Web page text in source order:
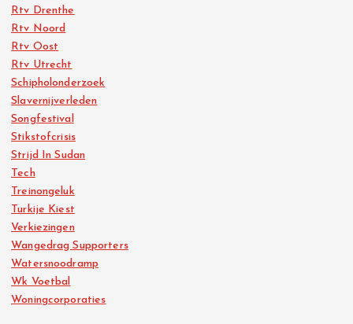
Rtv Drenthe
Rtv Noord
Rtv Oost
Rtv Utrecht
Schipholonderzoek
Slavernijverleden
Songfestival
Stikstofcrisis
Strijd In Sudan
Tech
Treinongeluk
Turkije Kiest
Verkiezingen
Wangedrag Supporters
Watersnoodramp
Wk Voetbal
Woningcorporaties